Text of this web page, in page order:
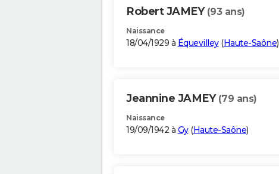
Robert JAMEY (93 ans)
Naissance
18/04/1929 à Équevilley(Haute-Saône)
Jeannine JAMEY (79 ans)
Naissance
19/09/1942 à Gy(Haute-Saône)